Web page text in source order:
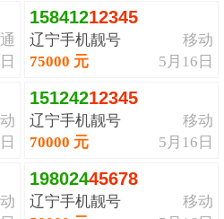
15841212345
辽宁手机靓号
移动
5月16日
75000 元
15124212345
辽宁手机靓号
移动
5月16日
70000 元
19802445678
辽宁手机靓号
移动